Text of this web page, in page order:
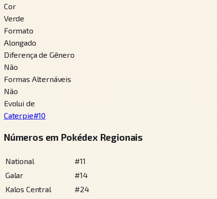
Cor
Verde
Formato
Alongado
Diferença de Gênero
Não
Formas Alternáveis
Não
Evolui de
Caterpie#10
Números em Pokédex Regionais
National #11
Galar
#14
Kalos Central
#24